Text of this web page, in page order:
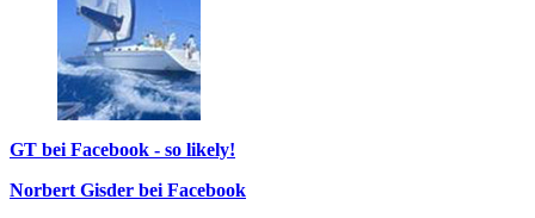
GT bei Facebook - so likely!
Norbert Gisder bei Facebook